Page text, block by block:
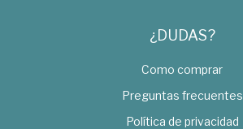
¿DUDAS?
Como comprar
Preguntas frecuentes
Política de privacidad